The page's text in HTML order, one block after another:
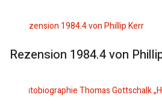
Rezension 1984.4 von